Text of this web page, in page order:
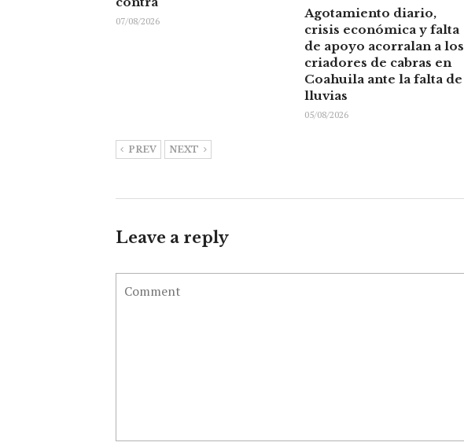
07/08/2026
Agotamiento diario,
crisis económica y falta
de apoyo acorralan a los
criadores de cabras en
Coahuila ante la falta de
lluvias
05/08/2026
PREV NEXT
Leave a reply